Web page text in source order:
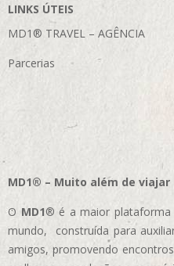
LINKS ÚTEIS
MD1® TRAVEL – AGÊNCIA
Parcerias
MD1® – Muito além de viajar
O MD1® é a maior plataforma
mundo, construída para
amigos, promovendo